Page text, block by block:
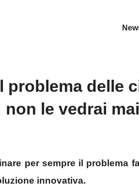
problema delle
non le vedrai
per sempre il problema
innovativa.